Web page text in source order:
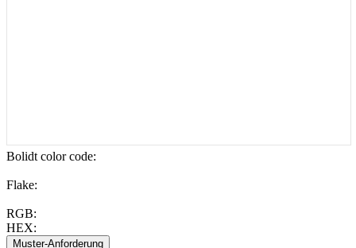
Bolidt color code:
Flake:
RGB:
HEX: